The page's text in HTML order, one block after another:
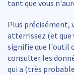
tant que vous
Plus précisément,
atterrissez (et que
signifie que l'outil
consulter les
qui a (très